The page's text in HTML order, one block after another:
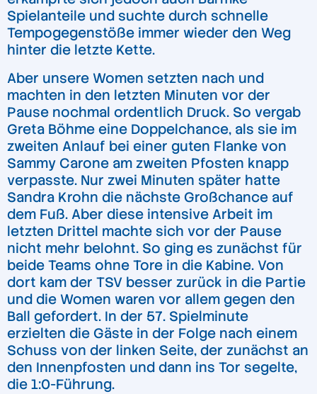
Spielanteile und suchte durch schnelle
Tempogegenstöße immer wieder den Weg
hinter die letzte Kette.
Aber unsere Women setzten nach und
machten in den letzten Minuten vor der
Pause nochmal ordentlich Druck. So vergab
Greta Böhme eine Doppelchance, als sie im
zweiten Anlauf bei einer guten Flanke von
Sammy Carone am zweiten Pfosten knapp
verpasste. Nur zwei Minuten später hatte
Sandra Krohn die nächste Großchance auf
dem Fuß. Aber diese intensive Arbeit im
letzten Drittel machte sich vor der Pause
nicht mehr belohnt. So ging es zunächst für
beide Teams ohne Tore in die Kabine. Von
dort kam der TSV besser zurück in die Partie
und die Women waren vor allem gegen den
Ball gefordert. In der 57. Spielminute
erzielten die Gäste in der Folge nach einem
Schuss von der linken Seite, der zunächst an
den Innenpfosten und dann ins Tor segelte,
die 1:0-Führung.